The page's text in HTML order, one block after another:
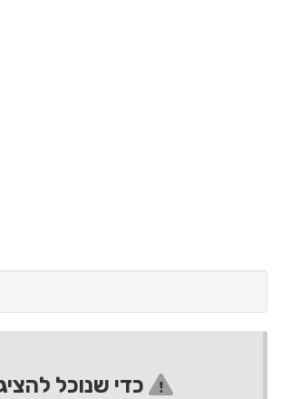
כדי שנוכל